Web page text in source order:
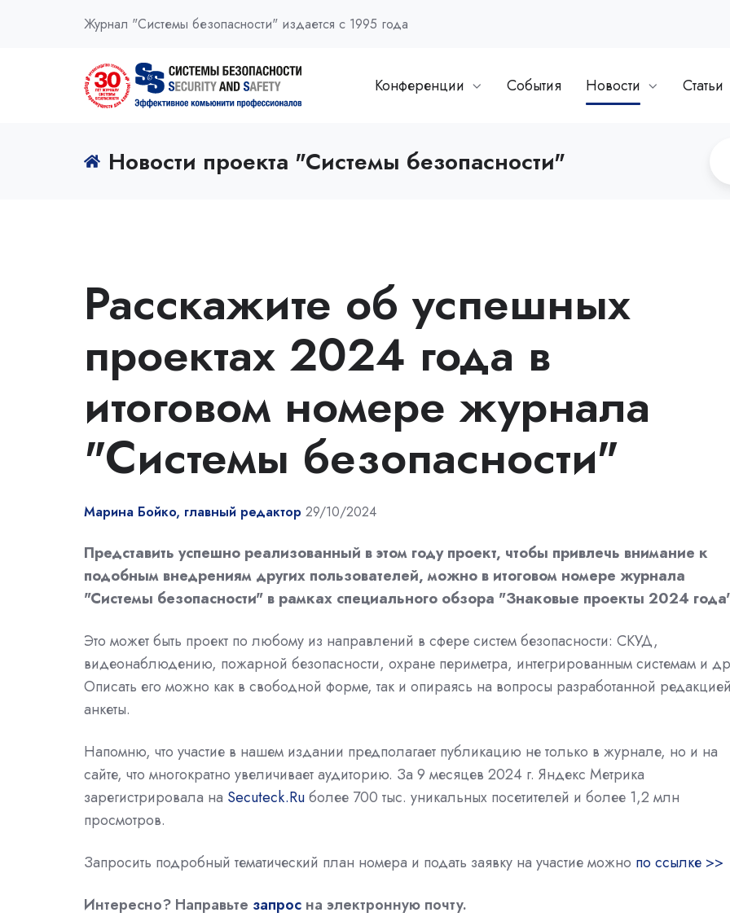
Журнал "Системы безопасности" издается с 1995 года
Конференции События Новости Статьи
Новости проекта "Системы безопасности"
Расскажите об успешных
проектах 2024 года в
итоговом номере журнала
"Системы безопасности"
Марина Бойко, главный редактор 29/10/2024
Представить успешно реализованный в этом году проект, чтобы привлечь внимание к
подобным внедрениям других пользователей, можно в итоговом номере журнала
"Системы безопасности" в рамках специального обзора "Знаковые проекты 2024
Это может быть проект по любому из направлений в сфере систем безопасности: СКУД,
видеонаблюдению, пожарной безопасности, охране периметра, интегрированным системам и
Описать его можно как в свободной форме, так и опираясь на вопросы разработанной редакцией
анкеты.
Напомню, что участие в нашем издании предполагает публикацию не только в журнале, но и на
сайте, что многократно увеличивает аудиторию. За 9 месяцев 2024 г. Яндекс Метрика
зарегистрировала на Secuteck.Ruболее 700 тыс. уникальных посетителей и более 1,2 млн
просмотров.
Запросить подробный тематический план номера и подать заявку на участие можно по ссылке >>
Интересно? Направьте запрос на электронную почту.